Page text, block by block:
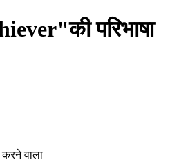
परिभाषा
करने वाला